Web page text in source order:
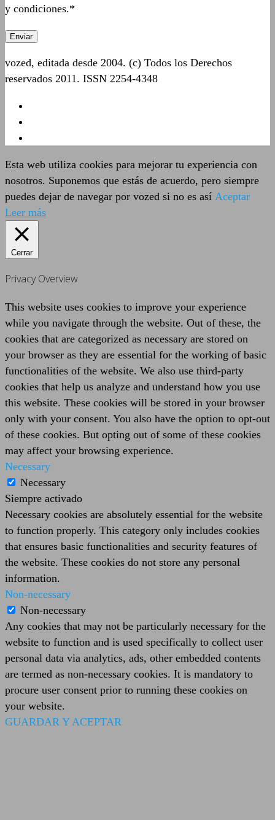
y condiciones.*
vozed, editada desde 2004. (c) Todos los Derechos
reservados 2011. ISSN 2254-4348
Esta web utiliza cookies para mejorar tu experiencia con
nosotros. Suponemos que estás de acuerdo, pero siempre
puedes dejar de navegar por vozed si no es así Aceptar
Leer más
Cerrar
Privacy Overview
This website uses cookies to improve your experience
while you navigate through the website. Out of these, the
cookies that are categorized as necessary are stored on
your browser as they are essential for the working of basic
functionalities of the website. We also use third-party
cookies that help us analyze and understand how you use
this website. These cookies will be stored in your browser
only with your consent. You also have the option to opt-out
of these cookies. But opting out of some of these cookies
may affect your browsing experience.
Necessary
Necessary
Siempre activado
Necessary cookies are absolutely essential for the website
to function properly. This category only includes cookies
that ensures basic functionalities and security features of
the website. These cookies do not store any personal
information.
Non-necessary
Non-necessary
Any cookies that may not be particularly necessary for the
website to function and is used specifically to collect user
personal data via analytics, ads, other embedded contents
are termed as non-necessary cookies. It is mandatory to
procure user consent prior to running these cookies on
your website.
GUARDAR Y ACEPTAR